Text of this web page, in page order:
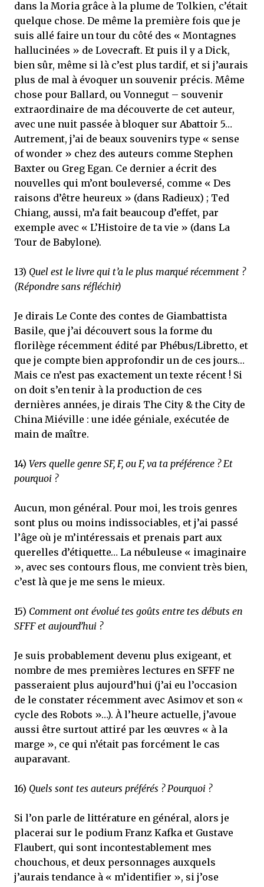
dans la Moria grâce à la plume de Tolkien, c’était
quelque chose. De même la première fois que je
suis allé faire un tour du côté des « Montagnes
hallucinées » de Lovecraft. Et puis il y a Dick,
bien sûr, même si là c’est plus tardif, et si j’aurais
plus de mal à évoquer un souvenir précis. Même
chose pour Ballard, ou Vonnegut – souvenir
extraordinaire de ma découverte de cet auteur,
avec une nuit passée à bloquer sur Abattoir 5…
Autrement, j’ai de beaux souvenirs type « sense
of wonder » chez des auteurs comme Stephen
Baxter ou Greg Egan. Ce dernier a écrit des
nouvelles qui m’ont bouleversé, comme « Des
raisons d’être heureux » (dans Radieux) ; Ted
Chiang, aussi, m’a fait beaucoup d’effet, par
exemple avec « L’Histoire de ta vie » (dans La
Tour de Babylone).
13) Quel est le livre qui t’a le plus marqué récemment ?
(Répondre sans réfléchir)
Je dirais Le Conte des contes de Giambattista
Basile, que j’ai découvert sous la forme du
florilège récemment édité par Phébus/Libretto, et
que je compte bien approfondir un de ces jours…
Mais ce n’est pas exactement un texte récent ! Si
on doit s’en tenir à la production de ces
dernières années, je dirais The City & the City de
China Miéville : une idée géniale, exécutée de
main de maître.
14) Vers quelle genre SF, F, ou F, va ta préférence ? Et
pourquoi ?
Aucun, mon général. Pour moi, les trois genres
sont plus ou moins indissociables, et j’ai passé
l’âge où je m’intéressais et prenais part aux
querelles d’étiquette… La nébuleuse « imaginaire
», avec ses contours flous, me convient très bien,
c’est là que je me sens le mieux.
15) Comment ont évolué tes goûts entre tes débuts en
SFFF et aujourd’hui ?
Je suis probablement devenu plus exigeant, et
nombre de mes premières lectures en SFFF ne
passeraient plus aujourd’hui (j’ai eu l’occasion
de le constater récemment avec Asimov et son «
cycle des Robots »…). À l’heure actuelle, j’avoue
aussi être surtout attiré par les œuvres « à la
marge », ce qui n’était pas forcément le cas
auparavant.
16) Quels sont tes auteurs préférés ? Pourquoi ?
Si l’on parle de littérature en général, alors je
placerai sur le podium Franz Kafka et Gustave
Flaubert, qui sont incontestablement mes
chouchous, et deux personnages auxquels
j’aurais tendance à « m’identifier », si j’ose